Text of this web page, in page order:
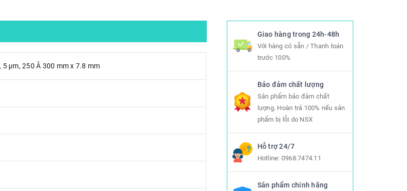
5 µm, 250 Å 300 mm x 7.8 mm
Giao hàng trong 24h-48h
Với hàng có sẵn / Thanh toán
trước 100%
Bảo đảm chất lượng
Sản phẩm bảo đảm chất
lượng. Hoàn trả 100% nếu sản
phẩm bị lỗi do NSX
Hỗ trợ 24/7
Hotline: 0968.7474.11
Sản phẩm chính hãng